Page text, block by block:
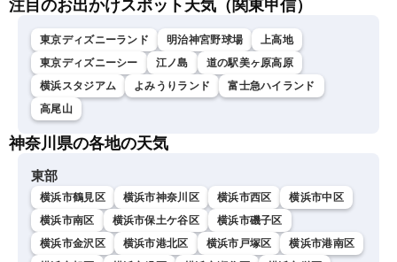
注目のお出かけスポット天気（関東甲信）
東京ディズニーランド 明治神宮野球場
上高地
東京ディズニーシー
江ノ島
道の駅美ヶ原高原
横浜スタジアム
よみうりランド
富士急ハイランド
高尾山
神奈川県の各地の天気
東部
横浜市鶴見区 横浜市神奈川区 横浜市西区
横浜市中区
横浜市南区
横浜市保土ケ谷区
横浜市磯子区
横浜市金沢区
横浜市港北区 横浜市戸塚区
横浜市港南区